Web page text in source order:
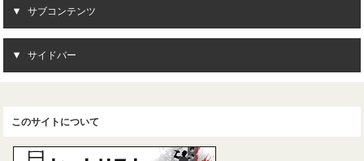
サブコンテンツ
サイドバー
このサイトについて